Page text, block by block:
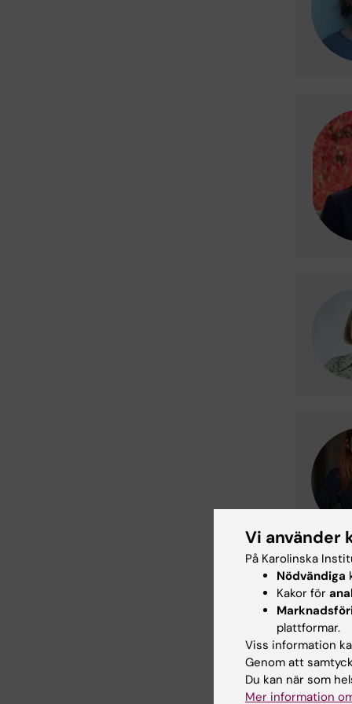
Vi använder
På Karolinska
Nödvändiga
Kakor för
plattformar.
Viss information
Genom att
Du kan när som
Mer information